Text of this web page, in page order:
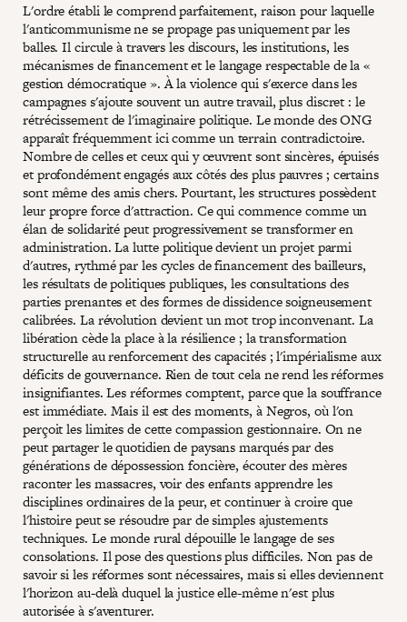
L'ordre établi le comprend parfaitement, raison pour laquelle
l'anticommunisme ne se propage pas uniquement par les
balles. Il circule à travers les discours, les institutions, les
mécanismes de financement et le langage respectable de la «
gestion démocratique ». À la violence qui s'exerce dans les
campagnes s'ajoute souvent un autre travail, plus discret : le
rétrécissement de l'imaginaire politique. Le monde des ONG
apparaît fréquemment ici comme un terrain contradictoire.
Nombre de celles et ceux qui y œuvrent sont sincères, épuisés
et profondément engagés aux côtés des plus pauvres ; certains
sont même des amis chers. Pourtant, les structures possèdent
leur propre force d'attraction. Ce qui commence comme un
élan de solidarité peut progressivement se transformer en
administration. La lutte politique devient un projet parmi
d'autres, rythmé par les cycles de financement des bailleurs,
les résultats de politiques publiques, les consultations des
parties prenantes et des formes de dissidence soigneusement
calibrées. La révolution devient un mot trop inconvenant. La
libération cède la place à la résilience ; la transformation
structurelle au renforcement des capacités ; l'impérialisme aux
déficits de gouvernance. Rien de tout cela ne rend les réformes
insignifiantes. Les réformes comptent, parce que la souffrance
est immédiate. Mais il est des moments, à Negros, où l'on
perçoit les limites de cette compassion gestionnaire. On ne
peut partager le quotidien de paysans marqués par des
générations de dépossession foncière, écouter des mères
raconter les massacres, voir des enfants apprendre les
disciplines ordinaires de la peur, et continuer à croire que
l'histoire peut se résoudre par de simples ajustements
techniques. Le monde rural dépouille le langage de ses
consolations. Il pose des questions plus difficiles. Non pas de
savoir si les réformes sont nécessaires, mais si elles deviennent
l'horizon au-delà duquel la justice elle-même n'est plus
autorisée à s'aventurer.